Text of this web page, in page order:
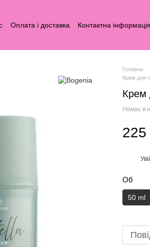
Оплата і доставка Контактна інформація
Головна
Крем для
Крем
Немає в
225
Об
50 ml